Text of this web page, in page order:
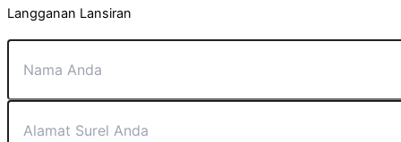
Langganan Lansiran